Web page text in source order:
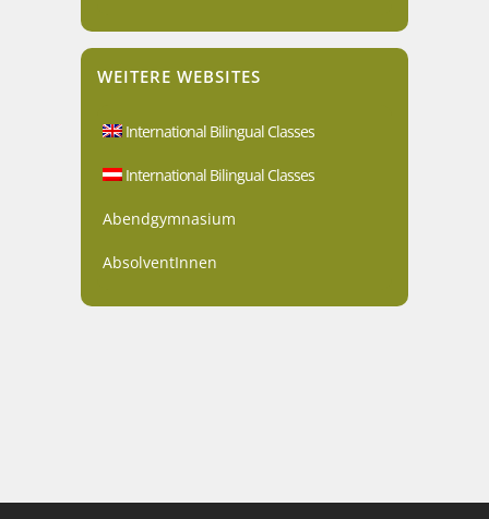
WEITERE WEBSITES
International Bilingual Classes
International Bilingual Classes
Abendgymnasium
AbsolventInnen